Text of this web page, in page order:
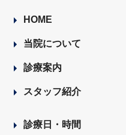
HOME
当院について
診療案内
スタッフ紹介
診療日・時間